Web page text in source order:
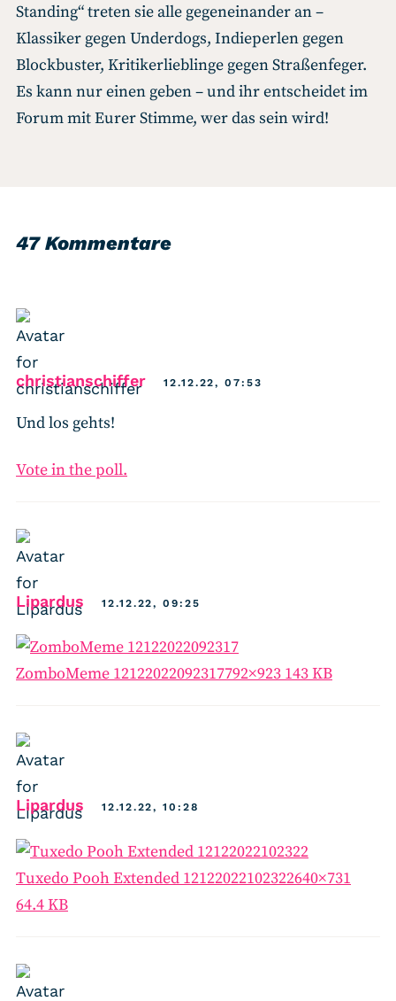
Standing“ treten sie alle gegeneinander an –
Klassiker gegen Underdogs, Indieperlen gegen
Blockbuster, Kritikerlieblinge gegen Straßenfeger.
Es kann nur einen geben – und ihr entscheidet im
Forum mit Eurer Stimme, wer das sein wird!
47 Kommentare
christianschiffersays:12.12.22, 07:53
Und los gehts!
Vote in the poll.
Lipardus says:12.12.22, 09:25
ZomboMeme 12122022092317792×923 143 KB
Lipardus says:12.12.22, 10:28
Tuxedo Pooh Extended 12122022102322640×731
64.4 KB